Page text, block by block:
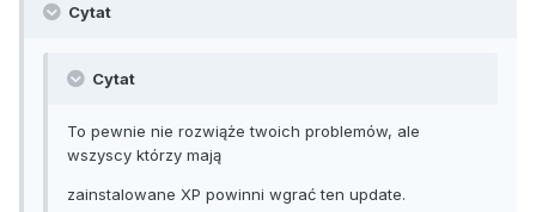
Cytat
Cytat
To pewnie nie rozwiąże twoich problemów, ale
wszyscy którzy mają
zainstalowane XP powinni wgrać ten update.